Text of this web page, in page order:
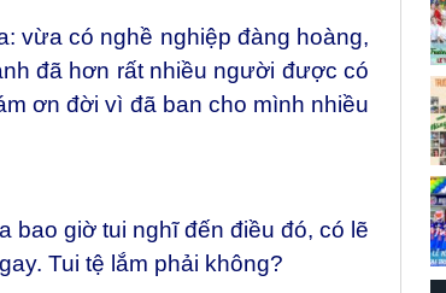
vừa có nghề nghiệp đàng hoàng,
đã hơn rất nhiều người được có
ơn đời vì đã ban cho mình nhiều
bao giờ tui nghĩ đến điều đó, có lẽ
Tui tệ lắm phải không?